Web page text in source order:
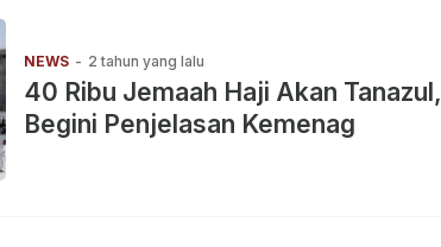
NEWS - 2 tahun yang lalu
40 Ribu Jemaah Haji Akan Tanazul,
Begini Penjelasan Kemenag